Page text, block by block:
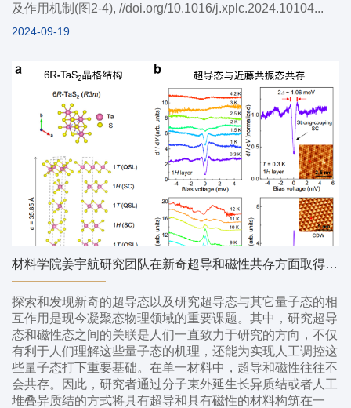
及作用机制(图2-4), //doi.org/10.1016/j.xplc.2024.10104...
2024-09-19
材料学院姜宇航研究团队在新奇超导和磁性共存方面取得新进展
探索和发现新奇的超导态以及研究超导态与其它量子态的相
互作用是现今凝聚态物理领域的重要课题。其中，研究超导
态和磁性态之间的关联是人们一直致力于研究的方向，不仅
有利于人们理解这些量子态的机理，还能为实现人工调控这
些量子态打下重要基础。在单一材料中，超导和磁性往往不
会共存。因此，研究者通过分子束外延生长异质结或者人工
堆叠异质结的方式将具有超导和具有磁性的材料构筑在一